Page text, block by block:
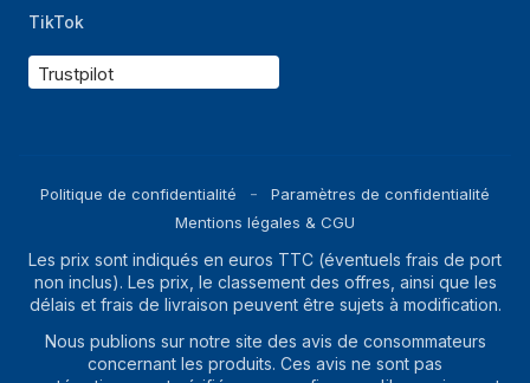
TikTok
Trustpilot
Politique de confidentialité
Paramètres de confidentialité
Mentions légales & CGU
Les prix sont indiqués en euros TTC (éventuels frais de port
non inclus). Les prix, le classement des offres, ainsi que les
délais et frais de livraison peuvent être sujets à modification.
Nous publions sur notre site des avis de consommateurs
concernant les produits. Ces avis ne sont pas